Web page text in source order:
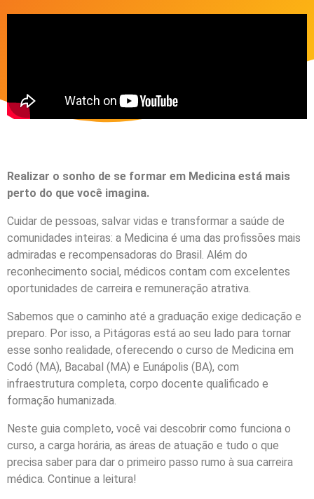
Realizar o sonho de se formar em Medicina está mais
perto do que você imagina.
Cuidar de pessoas, salvar vidas e transformar a saúde de
comunidades inteiras: a Medicina é uma das profissões mais
admiradas e recompensadoras do Brasil. Além do
reconhecimento social, médicos contam com excelentes
oportunidades de carreira e remuneração atrativa.
Sabemos que o caminho até a graduação exige dedicação e
preparo. Por isso, a Pitágoras está ao seu lado para tornar
esse sonho realidade, oferecendo o curso de Medicina em
Codó (MA), Bacabal (MA) e Eunápolis (BA), com
infraestrutura completa, corpo docente qualificado e
formação humanizada.
Neste guia completo, você vai descobrir como funciona o
curso, a carga horária, as áreas de atuação e tudo o que
precisa saber para dar o primeiro passo rumo à sua carreira
médica. Continue a leitura!